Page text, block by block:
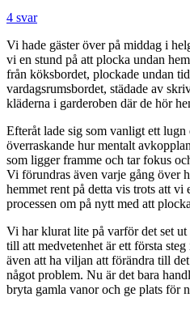
4 svar
Vi hade gäster över på middag i
vi en stund på att plocka undan
från köksbordet, plockade undan
vardagsrumsbordet, städade av
kläderna i garderoben där de hör
Efteråt lade sig som vanligt ett
överraskande hur mentalt
som ligger framme och tar fokus
Vi förundras även varje gång över
hemmet rent på detta vis trots att
processen om på nytt med att
Vi har klurat lite på varför det set
till att medvetenhet är ett första
även att ha viljan att förändra till
något problem. Nu är det bara
bryta gamla vanor och ge plats för